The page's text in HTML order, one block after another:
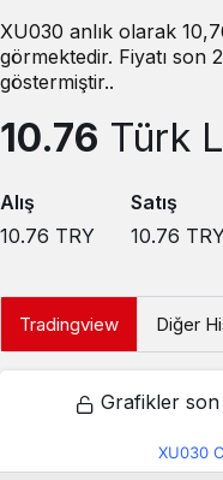
XU030 anlık olarak
görmektedir. Fiyatı son
göstermiştir..
10.76 Türk
Alış
10.76 TRY
Satış
10.76
Tradingview Diğer
Grafikler son
XU030